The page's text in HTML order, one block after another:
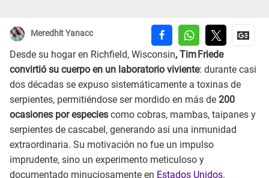
Meredhit Yanacc
Desde su hogar en Richfield, Wisconsin, Tim Friede
convirtió su cuerpo en un laboratorio viviente: durante casi
dos décadas se expuso sistemáticamente a toxinas de
serpientes, permitiéndose ser mordido en más de 200
ocasiones por especies como cobras, mambas, taipanes y
serpientes de cascabel, generando así una inmunidad
extraordinaria. Su motivación no fue un impulso
imprudente, sino un experimento meticuloso y
documentado minuciosamente en Estados Unidos.